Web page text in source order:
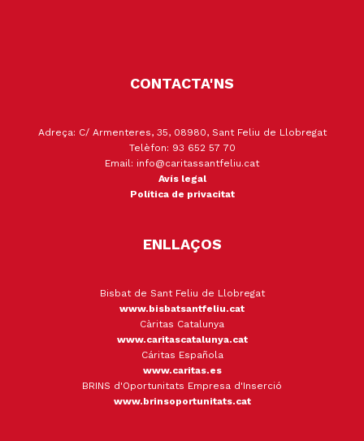
CONTACTA'NS
Adreça: C/ Armenteres, 35, 08980, Sant Feliu de Llobregat
Telèfon: 93 652 57 70
Email: info@caritassantfeliu.cat
Avís legal
Política de privacitat
ENLLAÇOS
Bisbat de Sant Feliu de Llobregat
www.bisbatsantfeliu.cat
Càritas Catalunya
www.caritascatalunya.cat
Cáritas Española
www.caritas.es
BRINS d'Oportunitats Empresa d'Inserció
www.brinsoportunitats.cat